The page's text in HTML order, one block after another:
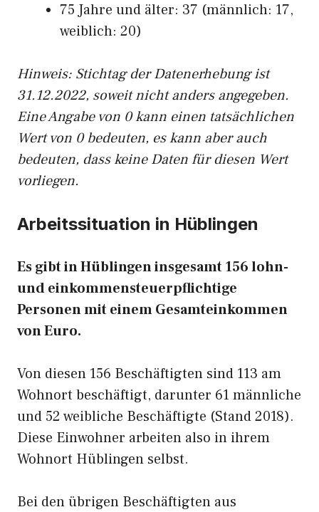
75 Jahre und älter: 37 (männlich: 17,
weiblich: 20)
Hinweis: Stichtag der Datenerhebung ist
31.12.2022, soweit nicht anders angegeben.
Eine Angabe von 0 kann einen tatsächlichen
Wert von 0 bedeuten, es kann aber auch
bedeuten, dass keine Daten für diesen Wert
vorliegen.
Arbeitssituation in Hüblingen
Es gibt in Hüblingen insgesamt 156 lohn-
und einkommensteuerpflichtige
Personen mit einem Gesamteinkommen
von Euro.
Von diesen 156 Beschäftigten sind 113 am
Wohnort beschäftigt, darunter 61 männliche
und 52 weibliche Beschäftigte (Stand 2018).
Diese Einwohner arbeiten also in ihrem
Wohnort Hüblingen selbst.
Bei den übrigen Beschäftigten aus